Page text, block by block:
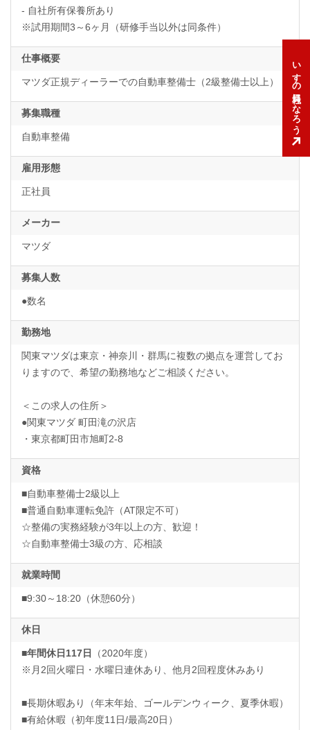
いすゞの社員になろう
- 自社所有保養所あり
※試用期間3～6ヶ月（研修手当以外は同条件）
仕事概要
マツダ正規ディーラーでの自動車整備士（2級整備士以上）
募集職種
自動車整備
雇用形態
正社員
メーカー
マツダ
募集人数
●数名
勤務地
関東マツダは東京・神奈川・群馬に複数の拠点を運営してお
りますので、希望の勤務地などご相談ください。
＜この求人の住所＞
●関東マツダ 町田滝の沢店
・東京都町田市旭町2-8
資格
■自動車整備士2級以上
■普通自動車運転免許（AT限定不可）
☆整備の実務経験が3年以上の方、歓迎！
☆自動車整備士3級の方、応相談
就業時間
■9:30～18:20（休憩60分）
休日
■年間休日117日
（2020年度）
※月2回火曜日・水曜日連休あり、他月2回程度休みあり
■長期休暇あり（年末年始、ゴールデンウィーク、夏季休暇）
■有給休暇（初年度11日/最高20日）